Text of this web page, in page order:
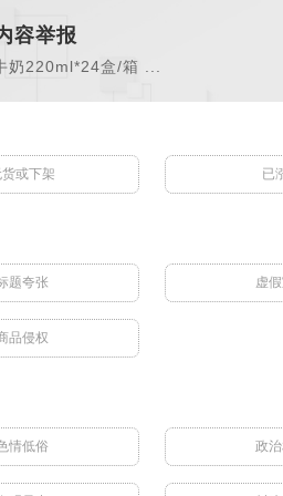
容举报
奶220ml*24盒/箱 ...
或下架 已
题夸张 虚
品侵权
情低俗 政